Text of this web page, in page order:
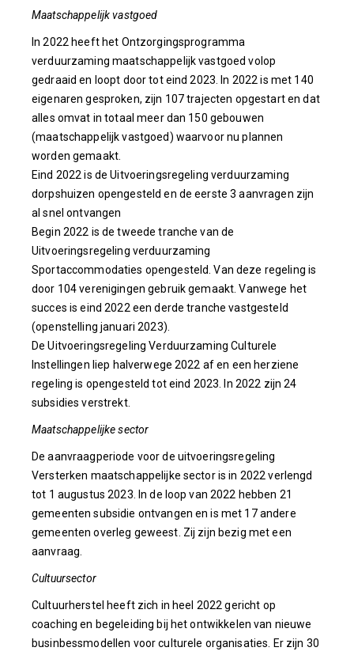
Maatschappelijk vastgoed
In 2022 heeft het Ontzorgingsprogramma
verduurzaming maatschappelijk vastgoed volop
gedraaid en loopt door tot eind 2023. In 2022 is met 140
eigenaren gesproken, zijn 107 trajecten opgestart en dat
alles omvat in totaal meer dan 150 gebouwen
(maatschappelijk vastgoed) waarvoor nu plannen
worden gemaakt.
Eind 2022 is de Uitvoeringsregeling verduurzaming
dorpshuizen opengesteld en de eerste 3 aanvragen zijn
al snel ontvangen
Begin 2022 is de tweede tranche van de
Uitvoeringsregeling verduurzaming
Sportaccommodaties opengesteld. Van deze regeling is
door 104 verenigingen gebruik gemaakt. Vanwege het
succes is eind 2022 een derde tranche vastgesteld
(openstelling januari 2023).
De Uitvoeringsregeling Verduurzaming Culturele
Instellingen liep halverwege 2022 af en een herziene
regeling is opengesteld tot eind 2023. In 2022 zijn 24
subsidies verstrekt.
Maatschappelijke sector
De aanvraagperiode voor de uitvoeringsregeling
Versterken maatschappelijke sector is in 2022 verlengd
tot 1 augustus 2023. In de loop van 2022 hebben 21
gemeenten subsidie ontvangen en is met 17 andere
gemeenten overleg geweest. Zij zijn bezig met een
aanvraag.
Cultuursector
Cultuurherstel heeft zich in heel 2022 gericht op
coaching en begeleiding bij het ontwikkelen van nieuwe
businbessmodellen voor culturele organisaties. Er zijn 30